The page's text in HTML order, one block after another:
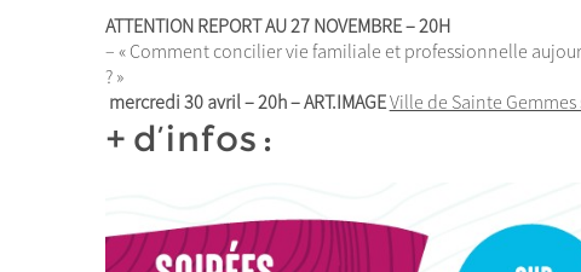
ATTENTION REPORT AU 27 NOVEMBRE – 20H
– « Comment concilier vie familiale et professionnelle
? »
mercredi 30 avril – 20h – ART.IMAGEVille de Sainte Gemmes
+ d’infos :